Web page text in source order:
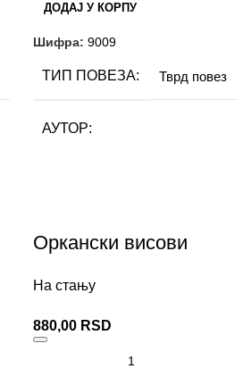
ДОДАЈ У КОРПУ
Шифра: 9009
ТИП ПОВЕЗА Тврд повез
АУТОР
Оркански висови
На стању
880,00 RSD